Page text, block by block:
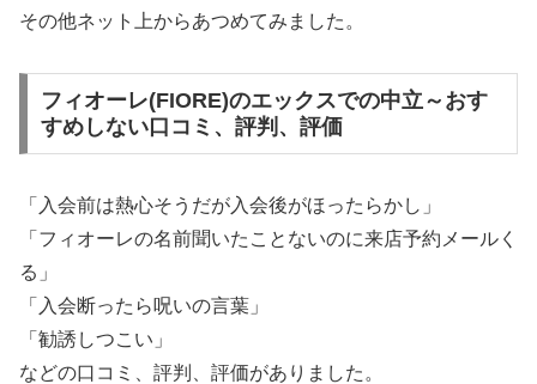
その他ネット上からあつめてみました。
フィオーレ(FIORE)のエックスでの中立～おす
すめしない口コミ、評判、評価
「入会前は熱心そうだが入会後がほったらかし」
「フィオーレの名前聞いたことないのに来店予約メールく
る」
「入会断ったら呪いの言葉」
「勧誘しつこい」
などの口コミ、評判、評価がありました。